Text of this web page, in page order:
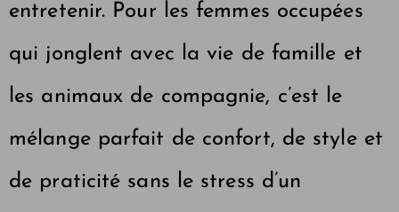
entretenir. Pour les femmes occupées
qui jonglent avec la vie de famille et
les animaux de compagnie, c’est le
mélange parfait de confort, de style et
de praticité sans le stress d’un